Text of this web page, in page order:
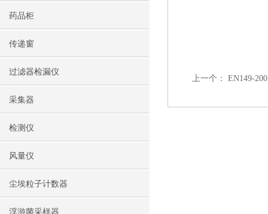
药品柜
传递窗
过滤器检漏仪
采集器
检测仪
风量仪
尘埃粒子计数器
浮游菌采样器
上一个： EN149-